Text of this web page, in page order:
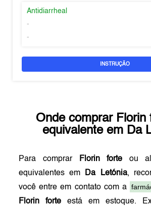
Antidiarrheal
-
-
INSTRUÇÃO
Onde comprar Florin
equivalente em Da
Para comprar Florin forte ou
equivalentes em
Da Letónia,
você entre em contato com a
Florin forte está em estoque.